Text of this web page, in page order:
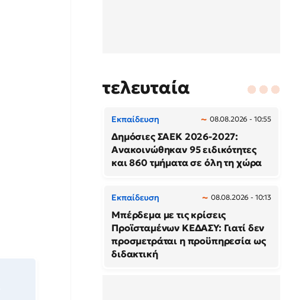
τελευταία
Εκπαίδευση 08.08.2026 - 10:55
Δημόσιες ΣΑΕΚ 2026-2027:
Ανακοινώθηκαν 95 ειδικότητες
και 860 τμήματα σε όλη τη χώρα
Εκπαίδευση 08.08.2026 - 10:13
Μπέρδεμα με τις κρίσεις
Προϊσταμένων ΚΕΔΑΣΥ: Γιατί δεν
προσμετράται η προϋπηρεσία ως
διδακτική